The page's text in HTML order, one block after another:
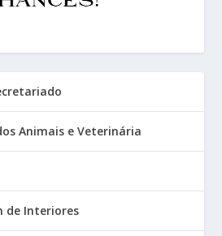
Animais e Veterinária
de Interiores